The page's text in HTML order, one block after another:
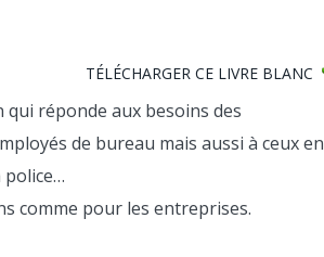
TÉLÉCHARGER CE LIVRE BLANC
réponde aux besoins des
de bureau mais aussi à ceux en
police…
comme pour les entreprises.